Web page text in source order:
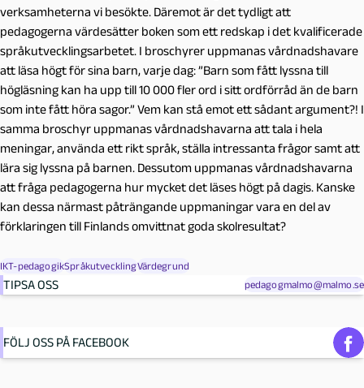
verksamheterna vi besökte. Däremot är det tydligt att
pedagogerna värdesätter boken som ett redskap i det kvalificerade
språkutvecklingsarbetet. I broschyrer uppmanas vårdnadshavare
att läsa högt för sina barn, varje dag: ”Barn som fått lyssna till
högläsning kan ha upp till 10 000 fler ord i sitt ordförråd än de barn
som inte fått höra sagor.” Vem kan stå emot ett sådant argument?! I
samma broschyr uppmanas vårdnadshavarna att tala i hela
meningar, använda ett rikt språk, ställa intressanta frågor samt att
lära sig lyssna på barnen. Dessutom uppmanas vårdnadshavarna
att fråga pedagogerna hur mycket det läses högt på dagis. Kanske
kan dessa närmast påträngande uppmaningar vara en del av
förklaringen till Finlands omvittnat goda skolresultat?
IKT-pedagogikSpråkutvecklingVärdegrund
TIPSA OSS pedagogmalmo@malmo.se
FÖLJ OSS PÅ FACEBOOK